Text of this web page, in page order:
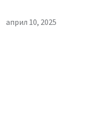
април 10, 2025